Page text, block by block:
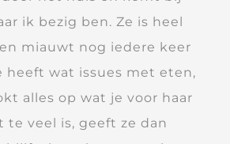
ik bezig ben. Ze is heel
miauwt nog iedere keer
heeft wat issues met eten,
alles op wat je voor haar
te veel is, geeft ze dan